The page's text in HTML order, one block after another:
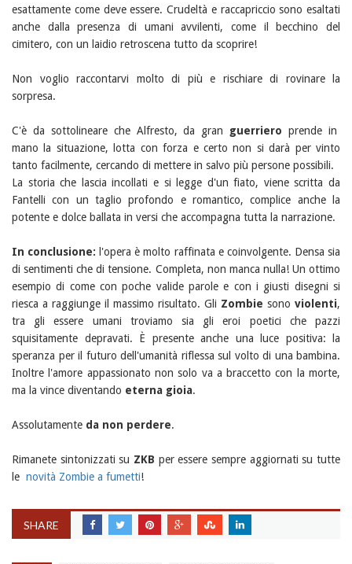
esattamente come deve essere. Crudeltà e raccapriccio sono esaltati
anche dalla presenza di umani avvilenti, come il becchino del
cimitero, con un laidio retroscena tutto da scoprire!
Non voglio raccontarvi molto di più e rischiare di rovinare la
sorpresa.
C'è da sottolineare che Alfresto, da gran guerriero prende in
mano la situazione, lotta con forza e certo non si darà per vinto
tanto facilmente, cercando di mettere in salvo più persone possibili.
La storia che lascia incollati e si legge d'un fiato, viene scritta da
Fantelli con un taglio profondo e romantico, complice anche la
potente e dolce ballata in versi che accompagna tutta la narrazione.
In conclusione: l'opera è molto raffinata e coinvolgente. Densa sia
di sentimenti che di tensione. Completa, non manca nulla! Un ottimo
esempio di come con poche valide parole e con i giusti disegni si
riesca a raggiunge il massimo risultato. Gli Zombie sono violenti,
tra gli essere umani troviamo sia gli eroi poetici che pazzi
squisitamente depravati. È presente anche una luce positiva: la
speranza per il futuro dell'umanità riflessa sul volto di una bambina.
Inoltre l'amore appassionato non solo va a braccetto con la morte,
ma la vince diventando eterna gioia.
Assolutamente da non perdere.
Rimanete sintonizzati su ZKB per essere sempre aggiornati su tutte
le novità Zombie a fumetti!
SHARE